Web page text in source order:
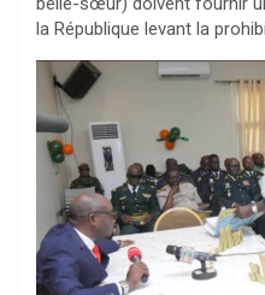
la République levant la